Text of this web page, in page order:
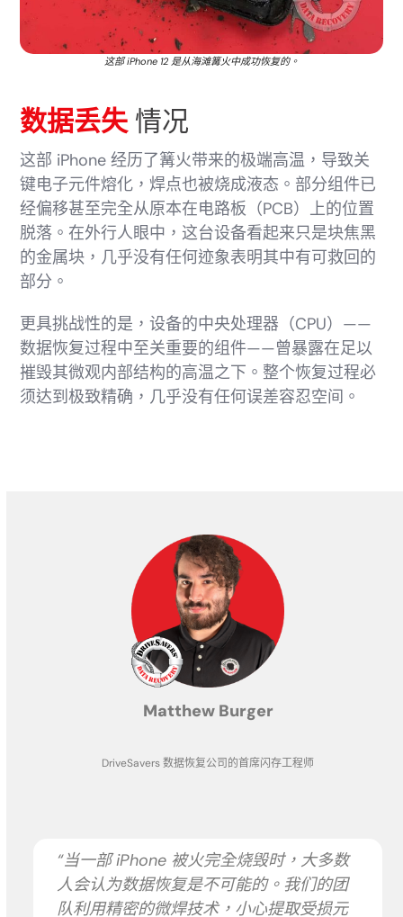
这部 iPhone 12 是从海滩篝火中成功恢复的。
数据丢失情况
这部 iPhone 经历了篝火带来的极端高温，导致关
键电子元件熔化，焊点也被烧成液态。部分组件已
经偏移甚至完全从原本在电路板（PCB）上的位置
脱落。在外行人眼中，这台设备看起来只是块焦黑
的金属块，几乎没有任何迹象表明其中有可救回的
部分。
更具挑战性的是，设备的中央处理器（CPU）——
数据恢复过程中至关重要的组件——曾暴露在足以
摧毁其微观内部结构的高温之下。整个恢复过程必
须达到极致精确，几乎没有任何误差容忍空间。
Matthew Burger
DriveSavers 数据恢复公司的首席闪存工程师
“当一部 iPhone 被火完全烧毁时，大多数
人会认为数据恢复是不可能的。我们的团
队利用精密的微焊技术，小心提取受损元